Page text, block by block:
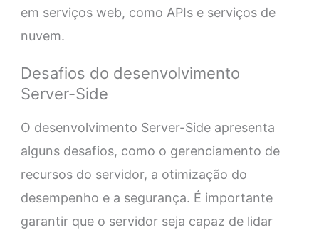
em serviços web, como APIs e serviços de
nuvem.
Desafios do desenvolvimento
Server-Side
O desenvolvimento Server-Side apresenta
alguns desafios, como o gerenciamento de
recursos do servidor, a otimização do
desempenho e a segurança. É importante
garantir que o servidor seja capaz de lidar